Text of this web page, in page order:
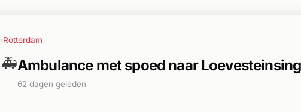
›Rotterdam
🚑Ambulance met spoed naar
62 dagen geleden